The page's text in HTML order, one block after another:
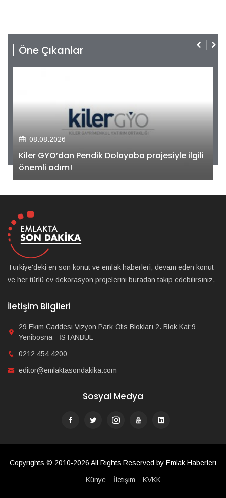
Öne Çıkanlar
08.08.2026
Kiler GYO’dan Pendik Dolayoba projesiyle ilgili
önemli adım!
Türkiye'deki en son konut ve emlak haberleri, devam eden konut
ve her türlü ev dekorasyon projelerini buradan takip edebilirsiniz.
İletişim Bilgileri
29 Ekim Caddesi Vizyon Park Ofis Blokları 2. Blok Kat:9
Yenibosna - İSTANBUL
0212 454 4200
editor@emlaktasondakika.com
Sosyal Medya
Copyrights © 2010-2026 All Rights Reserved by Emlak Haberleri
Künye İletişim KVKK